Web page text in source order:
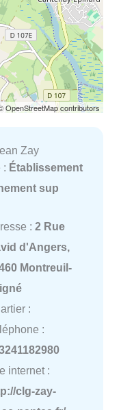
OpenStreetMap contributors
Zay
: Établissement
sup
: 2 Rue
d'Angers,
Montreuil-
:
:
internet :
clg-zay-